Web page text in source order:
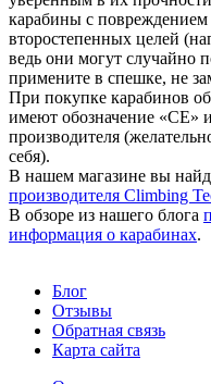
карабины с
второстепенных целей
ведь они могут случайно
примените в спешке, не
При покупке карабинов
имеют обозначение «CE»
производителя
себя).
В нашем магазине вы
производителя Climbing
В обзоре из нашего блога
информация о карабинах.
Блог
Отзывы
Обратная связь
Карта сайта